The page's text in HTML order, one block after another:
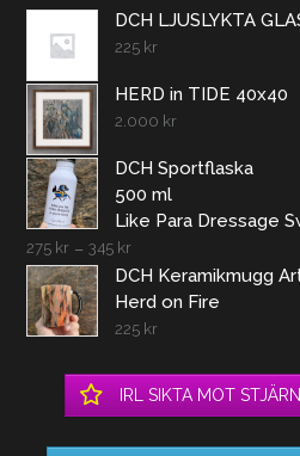
DCH LJUSLYKTA
225 kr
HERD in TIDE 40x40
2.000 kr
DCH Sportflaska
500 ml
Like Para Dressage
275 kr – 345 kr
DCH Keramikmugg
Herd on Fire
225 kr
IRL SIKTA MOT